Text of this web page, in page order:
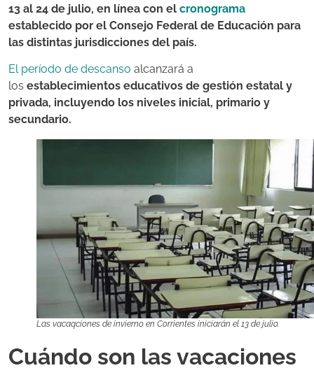
13 al 24 de julio, en línea con el cronograma
establecido por el Consejo Federal de Educación para
las distintas jurisdicciones del país.
El período de descanso alcanzará a
los establecimientos educativos de gestión estatal y
privada, incluyendo los niveles inicial, primario y
secundario.
Las vacaqciones de invierno en Corrientes iniciarán el 13 de julio.
Cuándo son las vacaciones